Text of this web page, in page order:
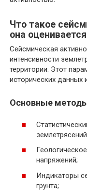
Что такое
она оценивается
Сейсмическая
интенсивности
территории. Этот
исторических данных
Основные
напряжений;
Индикаторы
грунта;